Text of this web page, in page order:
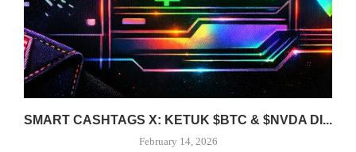
SMART CASHTAGS X: KETUK $BTC & $NVDA DI...
February 14, 2026